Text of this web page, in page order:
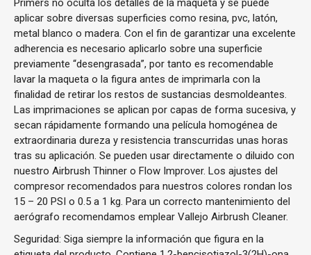
Primers no oculta los detalles de la maqueta y se puede
aplicar sobre diversas superficies como resina, pvc, latón,
metal blanco o madera. Con el fin de garantizar una excelente
adherencia es necesario aplicarlo sobre una superficie
previamente “desengrasada”, por tanto es recomendable
lavar la maqueta o la figura antes de imprimarla con la
finalidad de retirar los restos de sustancias desmoldeantes.
Las imprimaciones se aplican por capas de forma sucesiva, y
secan rápidamente formando una película homogénea de
extraordinaria dureza y resistencia transcurridas unas horas
tras su aplicación. Se pueden usar directamente o diluido con
nuestro Airbrush Thinner o Flow Improver. Los ajustes del
compresor recomendados para nuestros colores rondan los
15 – 20 PSI o 0.5 a 1 kg. Para un correcto mantenimiento del
aerógrafo recomendamos emplear Vallejo Airbrush Cleaner.
Seguridad: Siga siempre la información que figura en la